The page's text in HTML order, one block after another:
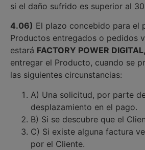
si el daño sufrido es superior al
4.06) El plazo concebido para el
Productos entregados o pedidos
estará FACTORY POWER
entregar el Producto, cuando se
las siguientes circunstancias:
A) Una solicitud, por parte
desplazamiento en el pago.
B) Si se descubre que el
C) Si existe alguna factura
por el Cliente.